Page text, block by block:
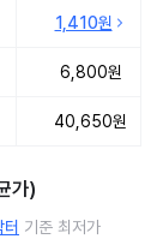
1,410원
6,800원
40,650원
가)
기준 최저가